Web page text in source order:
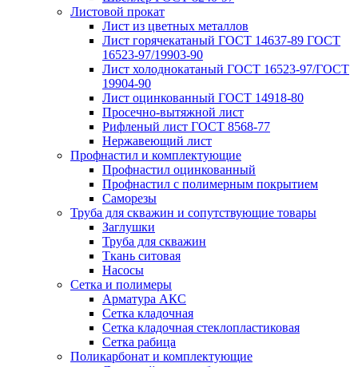
Листовой прокат
Лист из цветных металлов
Лист горячекатаный ГОСТ 14637-89 ГОСТ
16523-97/19903-90
Лист холоднокатаный ГОСТ 16523-97/ГОСТ
19904-90
Лист оцинкованный ГОСТ 14918-80
Просечно-вытяжной лист
Рифленый лист ГОСТ 8568-77
Нержавеющий лист
Профнастил и комплектующие
Профнастил оцинкованный
Профнастил с полимерным покрытием
Саморезы
Труба для скважин и сопутствующие товары
Заглушки
Труба для скважин
Ткань ситовая
Насосы
Сетка и полимеры
Арматура АКС
Сетка кладочная
Сетка кладочная стеклопластиковая
Сетка рабица
Поликарбонат и комплектующие